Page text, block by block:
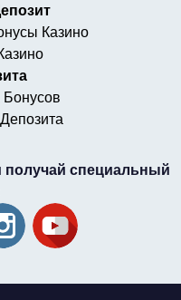
Казино
Бонусов
получай специальный